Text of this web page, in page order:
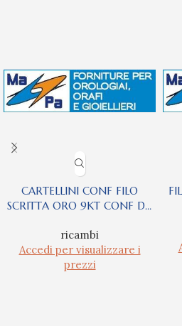
CARTELLINI CONF FILO
SCRITTA ORO 9KT CONF DA
ricambi
Accedi per visualizzare i
prezzi